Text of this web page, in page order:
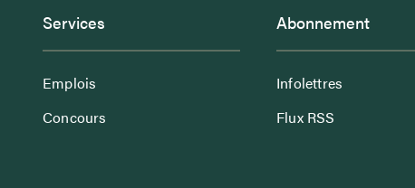
Services
Emplois
Concours
Abonnement
Infolettres
Flux RSS